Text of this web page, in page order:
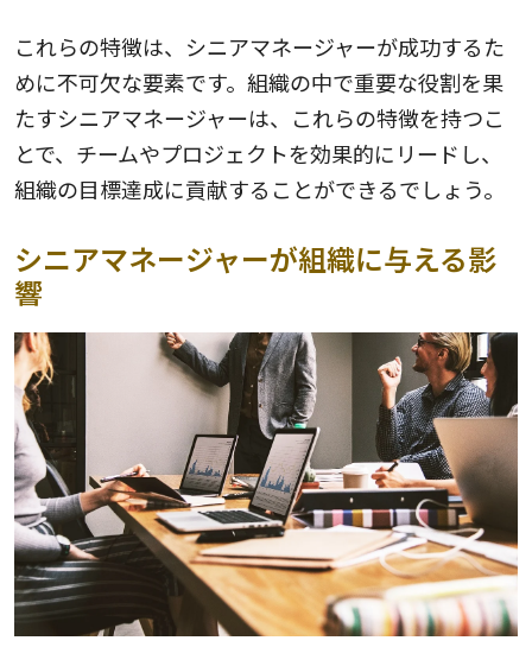
これらの特徴は、シニアマネージャーが成功するた
めに不可欠な要素です。組織の中で重要な役割を果
たすシニアマネージャーは、これらの特徴を持つこ
とで、チームやプロジェクトを効果的にリードし、
組織の目標達成に貢献することができるでしょう。
シニアマネージャーが組織に与える影
響